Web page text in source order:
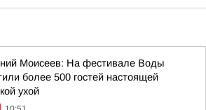
Моисеев: На фестивале Воды
более 500 гостей настоящей
ухой